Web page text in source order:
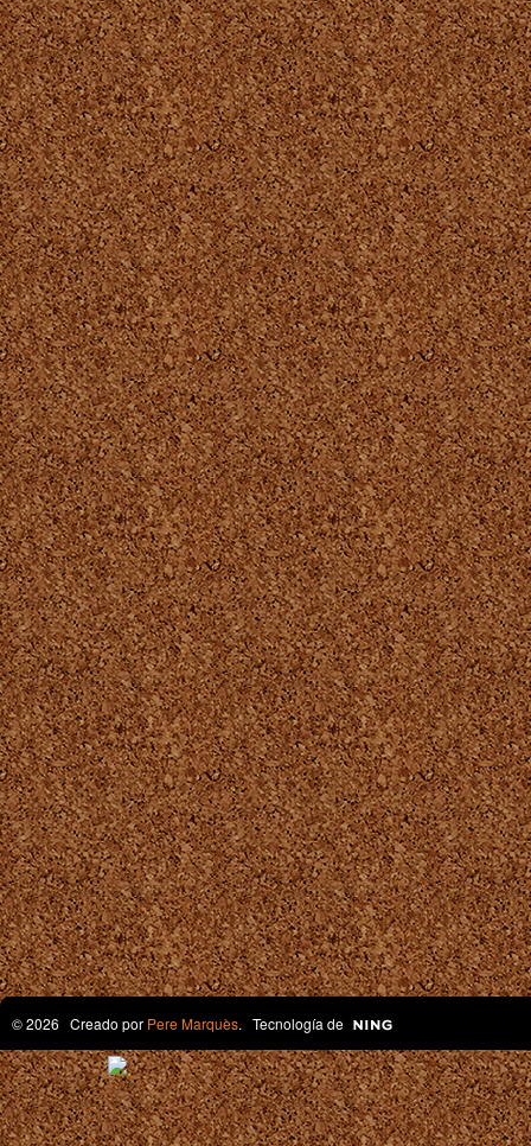
© 2026 Creado por Pere Marquès. Tecnología de